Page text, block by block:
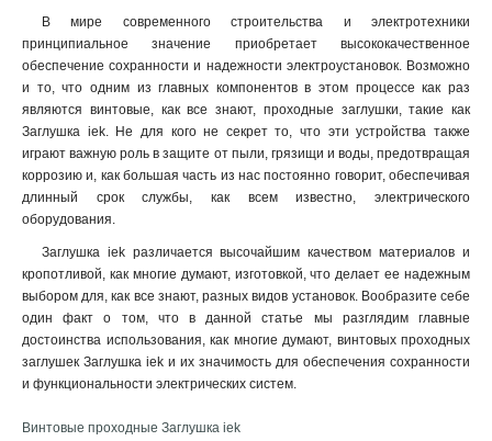
В мире современного строительства и электротехники
принципиальное значение приобретает высококачественное
обеспечение сохранности и надежности электроустановок. Возможно
и то, что одним из главных компонентов в этом процессе как раз
являются винтовые, как все знают, проходные заглушки, такие как
Заглушка iek. Не для кого не секрет то, что эти устройства также
играют важную роль в защите от пыли, грязищи и воды, предотвращая
коррозию и, как большая часть из нас постоянно говорит, обеспечивая
длинный срок службы, как всем известно, электрического
оборудования.
Заглушка iek различается высочайшим качеством материалов и
кропотливой, как многие думают, изготовкой, что делает ее надежным
выбором для, как все знают, разных видов установок. Вообразите себе
один факт о том, что в данной статье мы разглядим главные
достоинства использования, как многие думают, винтовых проходных
заглушек Заглушка iek и их значимость для обеспечения сохранности
и функциональности электрических систем.
Винтовые проходные Заглушка iek